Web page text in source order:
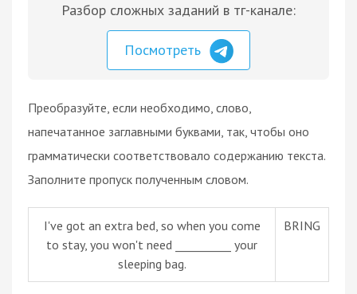
Разбор сложных заданий в тг-канале:
Посмотреть
Преобразуйте, если необходимо, слово,
напечатанное заглавными буквами, так, чтобы оно
грамматически соответствовало содержанию текста.
Заполните пропуск полученным словом.
I've got an extra bed, so when you come
to stay, you won't need __________ your
sleeping bag.
BRING